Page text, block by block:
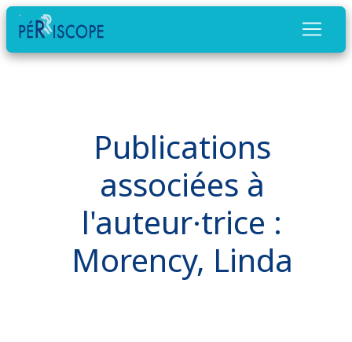
Publications
associées à
l'auteur·trice :
Morency, Linda